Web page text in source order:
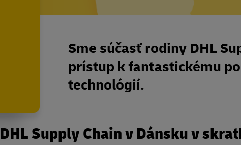
Sme súčasť rodiny DHL
prístup k fantastickému
technológií.
DHL Supply Chain v Dánsku v